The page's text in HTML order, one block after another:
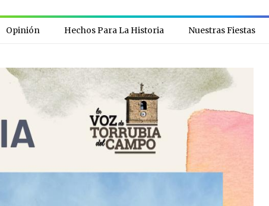
Opinión Hechos Para La Historia Nuestras Fiestas